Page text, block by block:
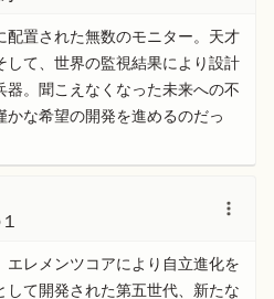
配置された無数のモニター。天才
して、世界の監視結果により設計
器。聞こえなくなった未来への不
な希望の開発を進めるのだっ
レメンツコアにより自立進化を
て開発された第五世代、新たな